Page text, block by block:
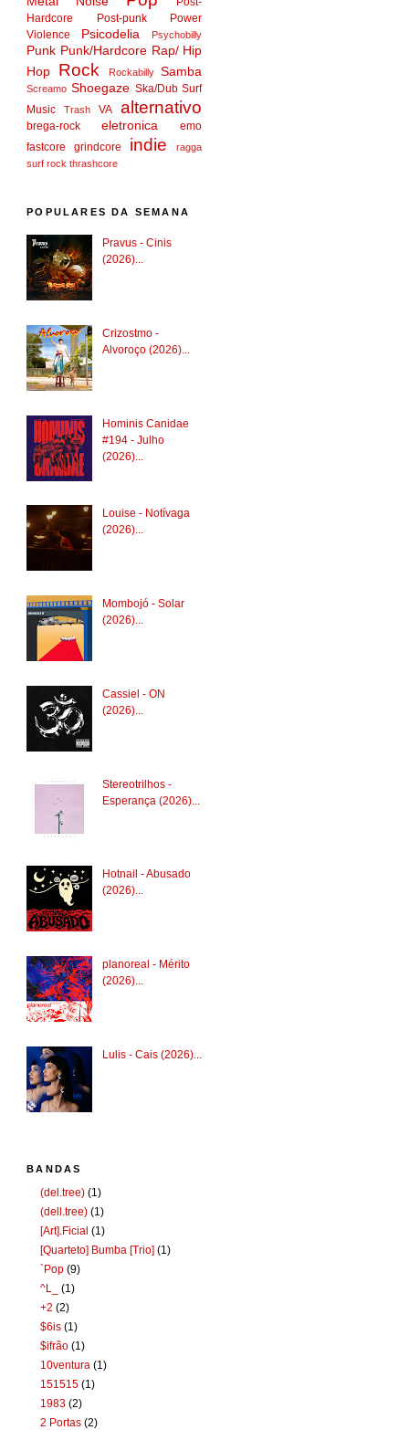
Hardcore
Post-punk
Power
Violence
Psicodelia Psychobilly
Punk Punk/Hardcore Rap/ Hip
Hop
Rock Rockabilly Samba
Screamo Shoegaze Ska/Dub Surf
Music
Trash VA alternativo
brega-rock eletronica
emo
fastcore
grindcore indie
ragga
surf rock thrashcore
POPULARES DA SEMANA
Pravus - Cinis
(2026)...
Crizostmo -
Alvoroço (2026)...
Hominis Canidae
#194 - Julho
(2026)...
Louise - Notívaga
(2026)...
Mombojó - Solar
(2026)...
Cassiel - ON
(2026)...
Stereotrilhos -
Esperança (2026)...
Hotnail - Abusado
(2026)...
planoreal - Mérito
(2026)...
Lulis - Cais (2026)...
BANDAS
(del.tree) (1)
(dell.tree) (1)
[Art].Ficial (1)
[Quarteto] Bumba [Trio] (1)
`Pop (9)
^L_
(1)
+2 (2)
$6is (1)
$ifrão (1)
10ventura (1)
151515 (1)
1983 (2)
2 Portas (2)